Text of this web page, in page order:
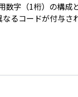
字（1桁）の構
るコードが付与